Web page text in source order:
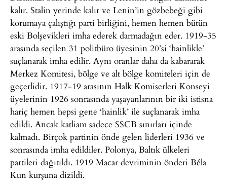
kalır. Stalin yerinde kalır ve Lenin’in gözbebeği gibi
korumaya çalıştığı parti birliğini, hemen hemen bütün
eski Bolşevikleri imha ederek darmadağın eder. 1919-35
arasında seçilen 31 politbüro üyesinin 20’si ‘hainlikle’
suçlanarak imha edilir. Aynı oranlar daha da kabararak
Merkez Komitesi, bölge ve alt bölge komiteleri için de
geçerlidir. 1917-19 arasının Halk Komiserleri Konseyi
üyelerinin 1926 sonrasında yaşayanlarının bir iki istisna
hariç hemen hepsi gene ‘hainlik’ ile suçlanarak imha
edildi. Ancak katliam sadece SSCB sınırları içinde
kalmadı. Birçok partinin önde gelen liderleri 1936 ve
sonrasında imha edildiler. Polonya, Baltık ülkeleri
partileri dağıtıldı. 1919 Macar devriminin önderi Béla
Kun kurşuna dizildi.